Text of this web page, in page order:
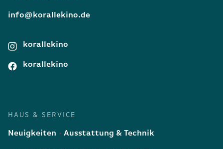
info@korallekino.de
korallekino
korallekino
HAUS & SERVICE
Neuigkeiten Ausstattung & Technik